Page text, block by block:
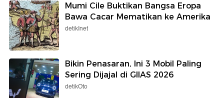
Mumi Cile Buktikan Bangsa Eropa
Bawa Cacar Mematikan ke Amerika
detikInet
Bikin Penasaran, Ini 3 Mobil Paling
Sering Dijajal di GIIAS 2026
detikOto